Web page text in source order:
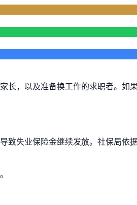
，以及准备换工作的求职者。如
失业保险金继续发放。社保局依